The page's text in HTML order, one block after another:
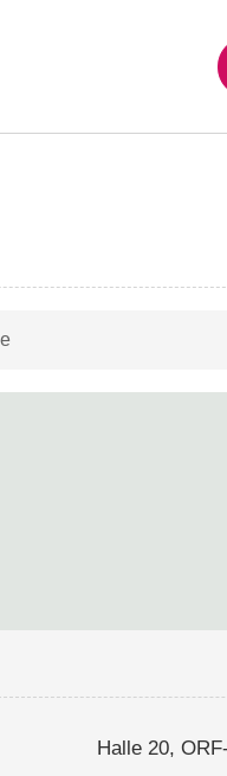
Halle 20,